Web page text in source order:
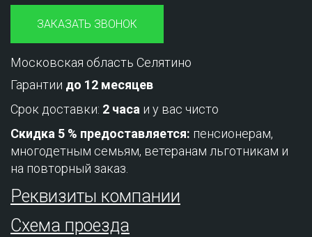
ЗАКАЗАТЬ ЗВОНОК
Московская область Селятино
Гарантии до 12 месяцев
Срок доставки: 2 часа и у вас чисто
Скидка 5 % предоставляется: пенсионерам,
многодетным семьям, ветеранам льготникам и
на повторный заказ.
Реквизиты компании
Схема проезда